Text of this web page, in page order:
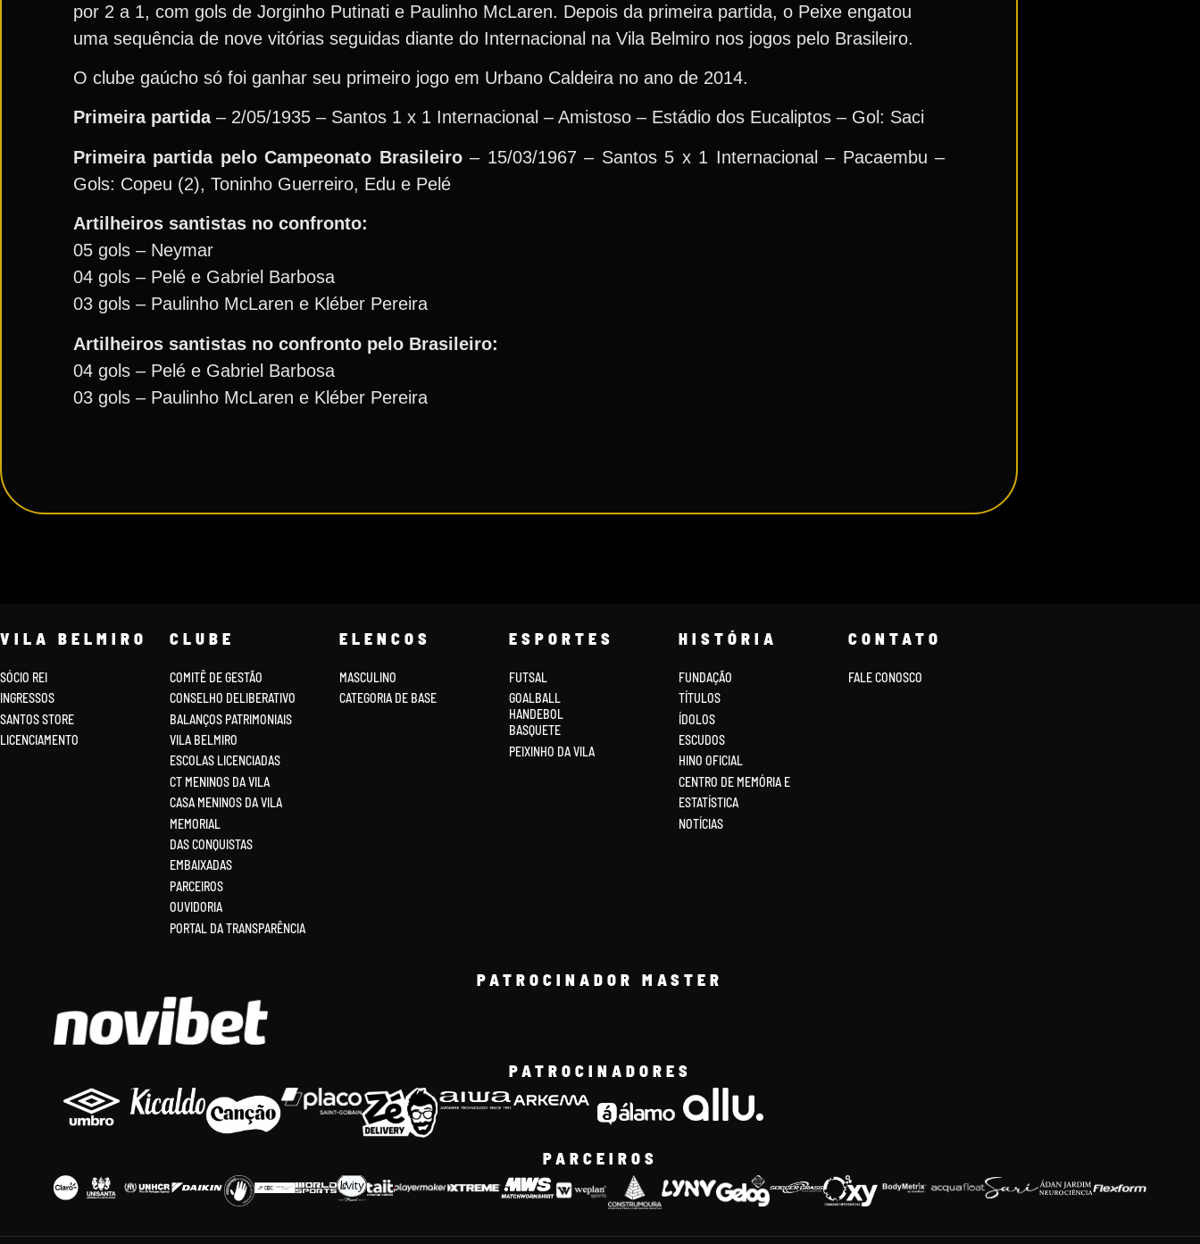
por 2 a 1, com gols de Jorginho Putinati e Paulinho McLaren. Depois da primeira partida, o Peixe engatou
uma sequência de nove vitórias seguidas diante do Internacional na Vila Belmiro nos jogos pelo Brasileiro.
O clube gaúcho só foi ganhar seu primeiro jogo em Urbano Caldeira no ano de 2014.
Primeira partida– 2/05/1935 – Santos 1 x 1 Internacional – Amistoso – Estádio dos Eucaliptos – Gol: Saci
Primeira partida pelo Campeonato Brasileiro– 15/03/1967 – Santos 5 x 1 Internacional – Pacaembu –
Gols: Copeu (2), Toninho Guerreiro, Edu e Pelé
Artilheiros santistas no confronto:
05 gols – Neymar
04 gols – Pelé e Gabriel Barbosa
03 gols – Paulinho McLaren e Kléber Pereira
Artilheiros santistas no confronto pelo Brasileiro:
04 gols – Pelé e Gabriel Barbosa
03 gols – Paulinho McLaren e Kléber Pereira
VILA BELMIRO
SÓCIO REI
INGRESSOS
SANTOS STORE
LICENCIAMENTO
CLUBE
COMITÊ DE GESTÃO
CONSELHO DELIBERATIVO
BALANÇOS PATRIMONIAIS
VILA BELMIRO
ESCOLAS LICENCIADAS
CT MENINOS DA VILA
CASA MENINOS DA VILA
MEMORIAL
DAS CONQUISTAS
EMBAIXADAS
PARCEIROS
OUVIDORIA
PORTAL DA TRANSPARÊNCIA
ELENCOS
MASCULINO
CATEGORIA DE BASE
ESPORTES
FUTSAL
GOALBALL
HANDEBOL
BASQUETE
PEIXINHO DA VILA
HISTÓRIA
FUNDAÇÃO
TÍTULOS
ÍDOLOS
ESCUDOS
HINO OFICIAL
CENTRO DE MEMÓRIA E
ESTATÍSTICA
NOTÍCIAS
CONTATO
FALE CONOSCO
PATROCINADOR MASTER
PATROCINADORES
PARCEIROS